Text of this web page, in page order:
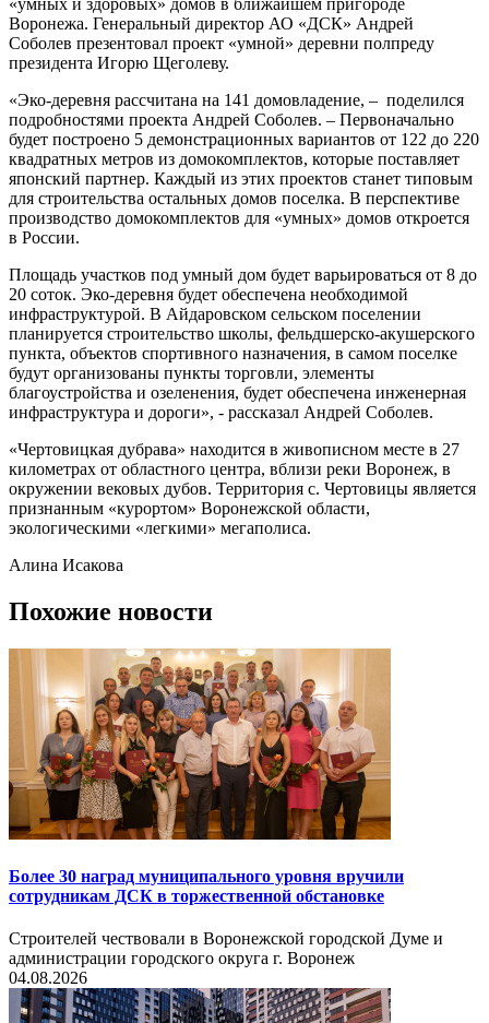
Воронежа. Генеральный директор АО «ДСК» Андрей
Соболев презентовал проект «умной» деревни полпреду
президента Игорю Щеголеву.
«Эко-деревня рассчитана на 141 домовладение, – поделился
подробностями проекта Андрей Соболев. – Первоначально
будет построено 5 демонстрационных вариантов от 122 до 220
квадратных метров из домокомплектов, которые поставляет
японский партнер. Каждый из этих проектов станет типовым
для строительства остальных домов поселка. В перспективе
производство домокомплектов для «умных» домов откроется
в России.
Площадь участков под умный дом будет варьироваться от 8 до
20 соток. Эко-деревня будет обеспечена необходимой
инфраструктурой. В Айдаровском сельском поселении
планируется строительство школы, фельдшерско-акушерского
пункта, объектов спортивного назначения, в самом поселке
будут организованы пункты торговли, элементы
благоустройства и озеленения, будет обеспечена инженерная
инфраструктура и дороги», - рассказал Андрей Соболев.
«Чертовицкая дубрава» находится в живописном месте в 27
километрах от областного центра, вблизи реки Воронеж, в
окружении вековых дубов. Территория с. Чертовицы является
признанным «курортом» Воронежской области,
экологическими «легкими» мегаполиса.
Алина Исакова
Похожие новости
Более 30 наград муниципального уровня вручили
сотрудникам ДСК в торжественной обстановке
Строителей чествовали в Воронежской городской Думе и
администрации городского округа г. Воронеж
04.08.2026